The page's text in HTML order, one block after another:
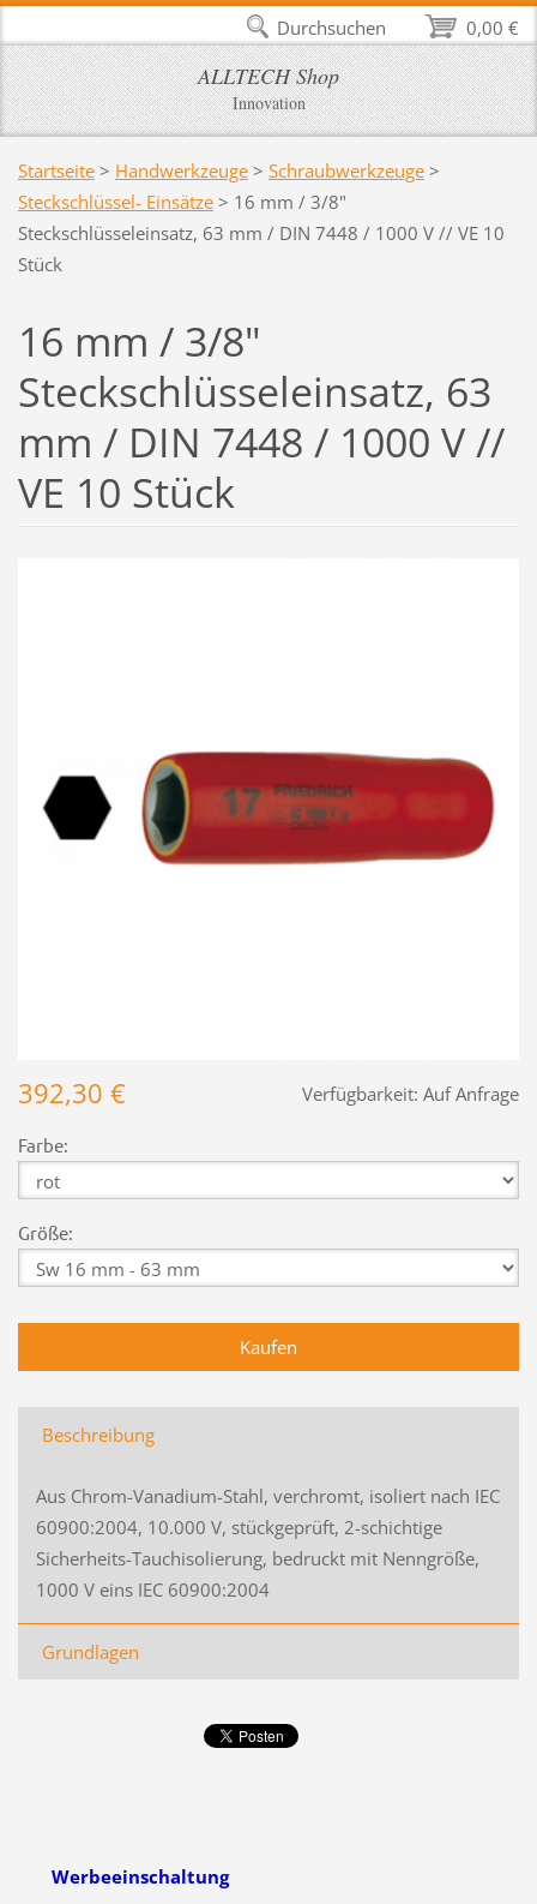
ALLTECH Shop
Innovation
Startseite > Handwerkzeuge > Schraubwerkzeuge >
Steckschlüssel- Einsätze > 16 mm / 3/8"
Steckschlüsseleinsatz, 63 mm / DIN 7448 / 1000 V // VE 10
Stück
16 mm / 3/8"
Steckschlüsseleinsatz, 63
mm / DIN 7448 / 1000 V //
VE 10 Stück
Verfügbarkeit: Auf Anfrage
392,30 €
Farbe:
Größe:
Beschreibung
Aus Chrom-Vanadium-Stahl, verchromt, isoliert nach IEC
60900:2004, 10.000 V, stückgeprüft, 2-schichtige
Sicherheits-Tauchisolierung, bedruckt mit Nenngröße,
1000 V eins IEC 60900:2004
Grundlagen
Werbeeinschaltung
0,00 €
Durchsuchen